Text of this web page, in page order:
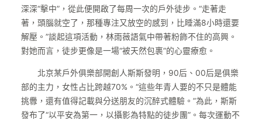
深深“擊中”，從此便開啟了每周一次的戶外徒步。“走著走
著，頭腦就空了，那種專注又放空的感到，比睡滿8小時還要
解壓。”談起這項活動，林雨薇語氣中帶著粉飾不住的高興。
對她而言，徒步更像是一場“被天然包裹”的心靈療愈。
北京某戶外俱樂部開創人斯斯發明，90后、00后是俱樂
部的主力，女性占比跨越70%。“這些年青人要的不只是體能
挑釁，還有值得記載與分送朋友的沉醉式體驗。”為此，斯斯
發布了“以平安為第一，以攝影為特點的徒步團”。每次運動不